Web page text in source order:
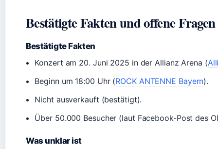
Bestätigte Fakten und offene Fragen
Bestätigte Fakten
Konzert am 20. Juni 2025 in der Allianz Arena (
Beginn um 18:00 Uhr (ROCK ANTENNE Bayern).
Nicht ausverkauft (bestätigt).
Über 50.000 Besucher (laut Facebook-Post des
Was unklar ist